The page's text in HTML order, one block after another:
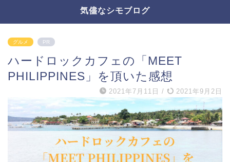
気儘なシモブログ
グルメ PR
ハードロックカフェの「MEET
PHILIPPINES」を頂いた感想
2021年7月11日 / 2021年9月2日